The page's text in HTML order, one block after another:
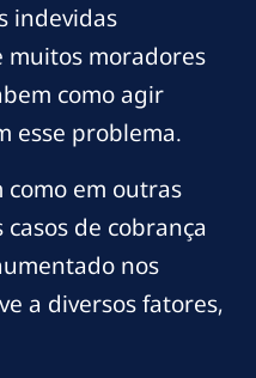
indevidas
muitos moradores
como agir
esse problema.
como em outras
de cobrança
nos
a diversos fatores,